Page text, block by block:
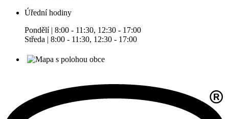
Úřední hodiny
Pondělí | 8:00 - 11:30, 12:30 - 17:00
Středa | 8:00 - 11:30, 12:30 - 17:00